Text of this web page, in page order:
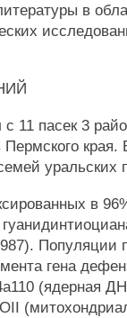
в
11 пасек 3
края.
уральских
в
Популяции
гена
(ядерная